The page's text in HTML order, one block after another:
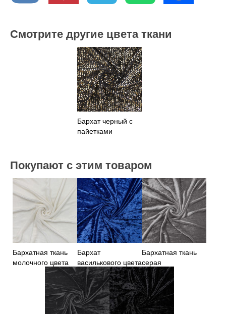
Смотрите другие цвета ткани
Бархат черный с
пайетками
Покупают с этим товаром
Бархатная ткань
молочного цвета
Бархат
василькового цвета
Бархатная ткань
серая